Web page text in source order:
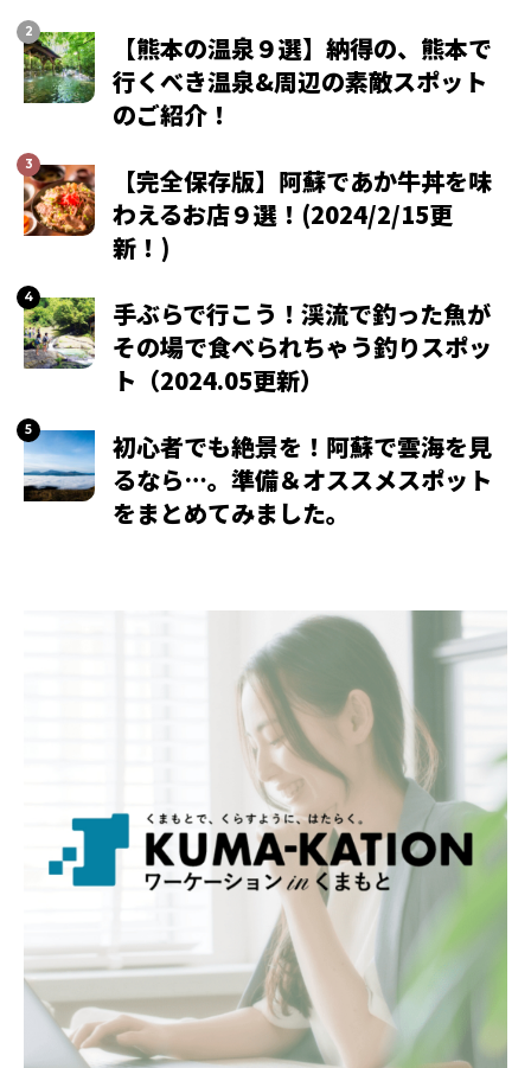
【熊本の温泉９選】納得の、熊本で
行くべき温泉&周辺の素敵スポット
のご紹介！
【完全保存版】阿蘇であか牛丼を味
わえるお店９選！(2024/2/15更
新！)
手ぶらで行こう！渓流で釣った魚が
その場で食べられちゃう釣りスポッ
ト（2024.05更新）
初心者でも絶景を！阿蘇で雲海を見
るなら…。準備＆オススメスポット
をまとめてみました。